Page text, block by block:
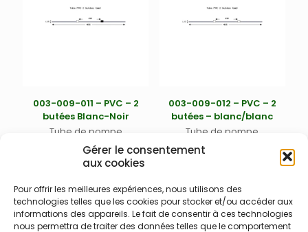
Gérer le consentement
aux cookies
Pour offrir les meilleures expériences, nous utilisons des
technologies telles que les cookies pour stocker et/ou accéder aux
informations des appareils. Le fait de consentir à ces technologies
nous permettra de traiter des données telles que le comportement
003-009-011 – PVC – 2
butées Blanc-Noir
Tube de pompe
péristaltique deux butées –
PVC Tygon R3607/R3603 –
Ecart. 152 mm entre butées
– DI 0,95 mm – blanc/noir –
NE PAS CONFONDRE AVEC
RÉFÉRENCE 003-009-026
003-009-012 – PVC – 2
butées – blanc/blanc
Tube de pompe
péristaltique deux butées
PVC Tygon R3607/R3603
Ecart. 152 mm entre butées
– DI 1,02 mm – blanc/blanc